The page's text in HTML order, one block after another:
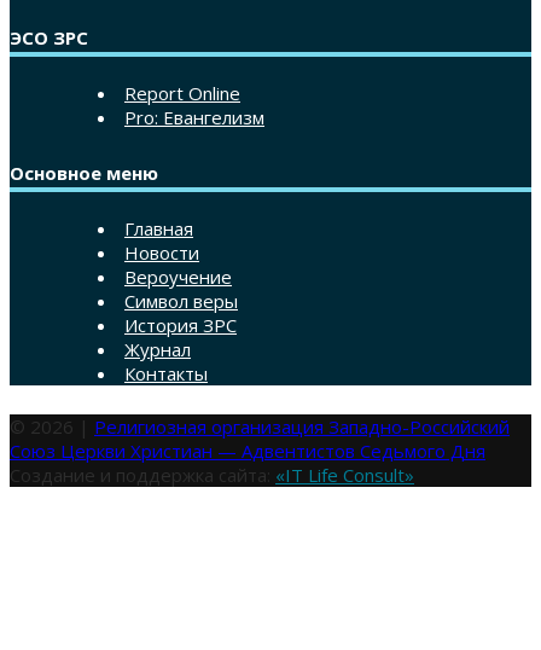
ЭСО ЗРС
Report Online
Pro: Евангелизм
Основное меню
Главная
Новости
Вероучение
Символ веры
История ЗРС
Журнал
Контакты
© 2026 | Религиозная организация Западно-Российский
Союз Церкви Христиан — Адвентистов Седьмого Дня
Создание и поддержка сайта: «IT Life Consult»